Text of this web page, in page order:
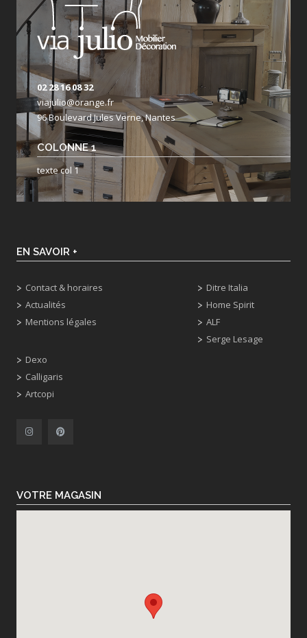
02 28 16 08 32
viajulio@orange.fr
96 Boulevard Jules Verne, Nantes
COLONNE 1
texte col 1
EN SAVOIR +
Contact & horaires
Actualités
Mentions légales
Dexo
Calligaris
Artcopi
Ditre Italia
Home Spirit
ALF
Serge Lesage
VOTRE MAGASIN